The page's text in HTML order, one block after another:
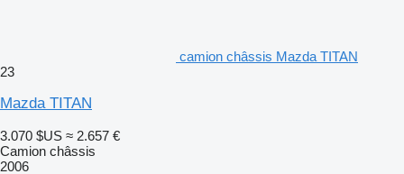
camion châssis Mazda TITAN
23
Mazda TITAN
3.070 $US ≈ 2.657 €
Camion châssis
2006